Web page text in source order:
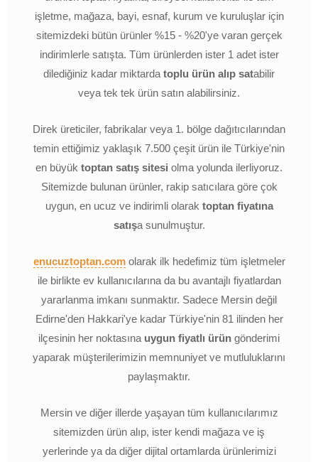
işletme, mağaza, bayi, esnaf, kurum ve kuruluşlar için
sitemizdeki bütün ürünler %15 - %20'ye varan gerçek
indirimlerle satışta. Tüm ürünlerden ister 1 adet ister
dilediğiniz kadar miktarda toplu ürün alıp satabilir
veya tek tek ürün satın alabilirsiniz.
Direk üreticiler, fabrikalar veya 1. bölge dağıtıcılarından
temin ettiğimiz yaklaşık 7.500 çeşit ürün ile Türkiye'nin
en büyük toptan satış sitesi olma yolunda ilerliyoruz.
Sitemizde bulunan ürünler, rakip satıcılara göre çok
uygun, en ucuz ve indirimli olarak toptan fiyatına
satışa sunulmuştur.
enucuztoptan.comolarak ilk hedefimiz tüm işletmeler
ile birlikte ev kullanıcılarına da bu avantajlı fiyatlardan
yararlanma imkanı sunmaktır. Sadece Mersin değil
Edirne'den Hakkari'ye kadar Türkiye'nin 81 ilinden her
ilçesinin her noktasına uygun fiyatlı ürün gönderimi
yaparak müşterilerimizin memnuniyet ve mutluluklarını
paylaşmaktır.
Mersin ve diğer illerde yaşayan tüm kullanıcılarımız
sitemizden ürün alıp, ister kendi mağaza ve iş
yerlerinde ya da diğer dijital ortamlarda ürünlerimizi